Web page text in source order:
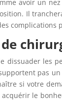
avoir un
Il
dissuader les
pas
si votre
le